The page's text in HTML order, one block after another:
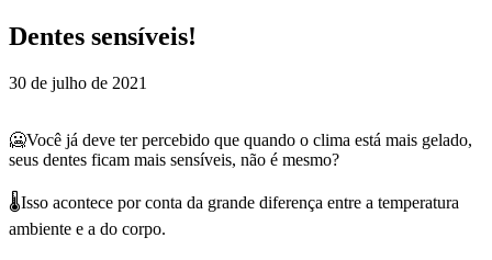
Dentes sensíveis!
30 de julho de 2021
🥶Você já deve ter percebido que quando o clima está mais gelado,
seus dentes ficam mais sensíveis, não é mesmo?⁣
🌡Isso acontece por conta da grande diferença entre a temperatura
ambiente e a do corpo. ⁣